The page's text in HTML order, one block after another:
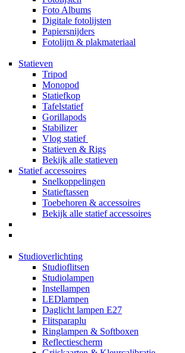
Foto Albums
Digitale fotolijsten
Papiersnijders
Fotolijm & plakmateriaal
Statieven
Tripod
Monopod
Statiefkop
Tafelstatief
Gorillapods
Stabilizer
Vlog statief
Statieven & Rigs
Bekijk alle statieven
Statief accessoires
Snelkoppelingen
Statieftassen
Toebehoren & accessoires
Bekijk alle statief accessoires
Studioverlichting
Studioflitsen
Studiolampen
Instellampen
LEDlampen
Daglicht lampen E27
Flitsparaplu
Ringlampen & Softboxen
Reflectiescherm